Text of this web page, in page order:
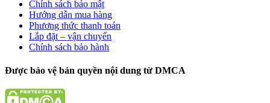
Chính sách bảo mật
Hướng dẫn mua hàng
Phương thức thanh toán
Lắp đặt – vận chuyển
Chính sách bảo hành
Được bảo vệ bản quyền nội dung từ DMCA